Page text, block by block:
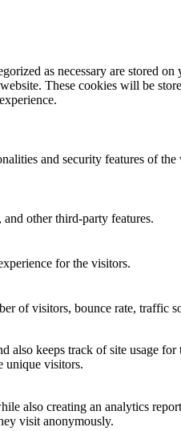
as necessary are stored on
These cookies will be
and security features of
other third-party features.
for the visitors.
of visitors, bounce rate, traffic
also keeps track of site usage
unique visitors.
also creating an analytics
visit anonymously.